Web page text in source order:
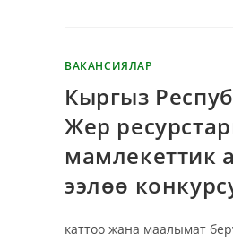
ВАКАНСИЯЛАР
Кыргыз
Жер
мамлекеттик
ээлөө
каттоо жана маалымат